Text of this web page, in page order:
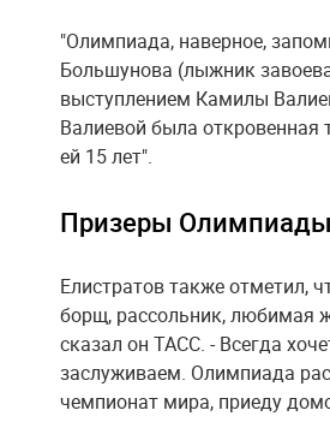
"Олимпиада, наверное,
Большунова (лыжник
выступлением Камилы
Валиевой была откровенная
ей 15 лет".
Призеры Олимпиады
Елистратов также отметил,
борщ, рассольник, любимая
сказал он ТАСС. - Всегда
заслуживаем. Олимпиада
чемпионат мира, приеду